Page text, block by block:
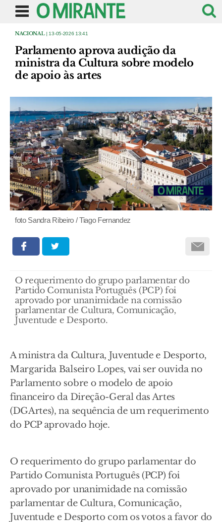
NACIONAL| 13-05-2026 13:41
Parlamento aprova audição da
ministra da Cultura sobre modelo
de apoio às artes
foto Sandra Ribeiro / Tiago Fernandez
O requerimento do grupo parlamentar do
Partido Comunista Português (PCP) foi
aprovado por unanimidade na comissão
parlamentar de Cultura, Comunicação,
Juventude e Desporto.
A ministra da Cultura, Juventude e Desporto,
Margarida Balseiro Lopes, vai ser ouvida no
Parlamento sobre o modelo de apoio
financeiro da Direção-Geral das Artes
(DGArtes), na sequência de um requerimento
do PCP aprovado hoje.
O requerimento do grupo parlamentar do
Partido Comunista Português (PCP) foi
aprovado por unanimidade na comissão
parlamentar de Cultura, Comunicação,
Juventude e Desporto com os votos a favor do